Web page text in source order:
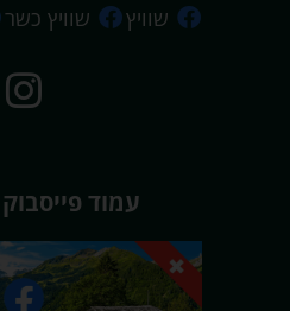
שוויץ שוויץ כשר
עמוד